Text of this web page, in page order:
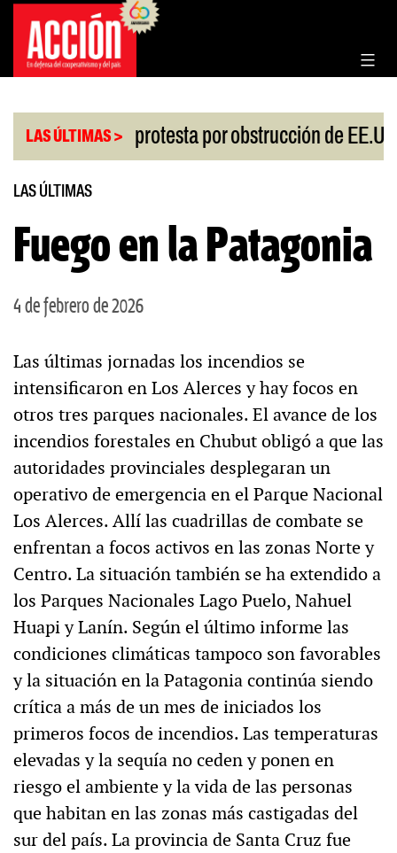
Saltar
contenido
LAS ÚLTIMAS >
| China protesta por obstrucción de EE.UU
LAS ÚLTIMAS
Fuego en la Patagonia
4 de febrero de 2026
Las últimas jornadas los incendios se
intensificaron en Los Alerces y hay focos en
otros tres parques nacionales. El avance de los
incendios forestales en Chubut obligó a que las
autoridades provinciales desplegaran un
operativo de emergencia en el Parque Nacional
Los Alerces. Allí las cuadrillas de combate se
enfrentan a focos activos en las zonas Norte y
Centro. La situación también se ha extendido a
los Parques Nacionales Lago Puelo, Nahuel
Huapi y Lanín. Según el último informe las
condiciones climáticas tampoco son favorables
y la situación en la Patagonia continúa siendo
crítica a más de un mes de iniciados los
primeros focos de incendios. Las temperaturas
elevadas y la sequía no ceden y ponen en
riesgo el ambiente y la vida de las personas
que habitan en las zonas más castigadas del
sur del país. La provincia de Santa Cruz fue